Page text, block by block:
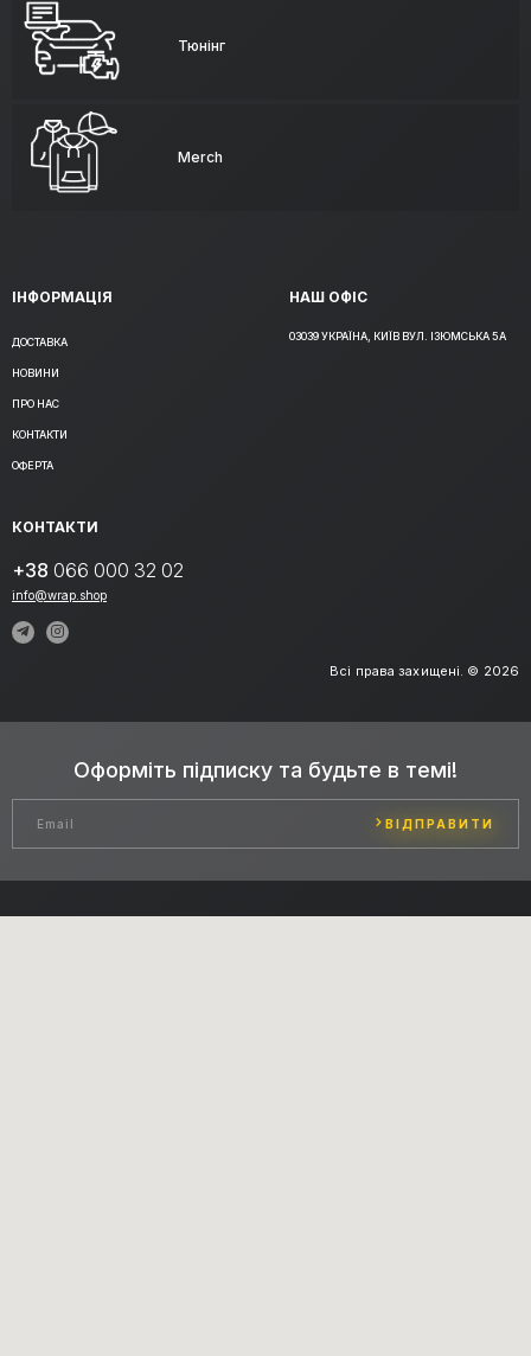
Тюнінг
Merch
ІНФОРМАЦІЯ
ДОСТАВКА
НОВИНИ
ПРО НАС
КОНТАКТИ
ОФЕРТА
НАШ ОФІС
03039 УКРАЇНА, КИЇВ ВУЛ. ІЗЮМСЬКА 5А
КОНТАКТИ
+38 066 000 32 02
info@wrap.shop
Всі права захищені. © 2026
Оформіть підписку та будьте в темі!
ВІДПРАВИТИ